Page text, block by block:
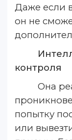
Даже если
он не
контроля
Она
попытку
или